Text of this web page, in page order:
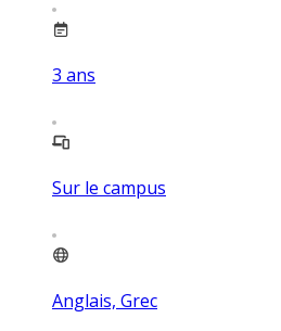
3 ans
Sur le campus
Anglais, Grec